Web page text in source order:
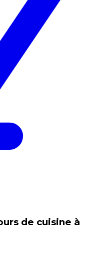
de cuisine à